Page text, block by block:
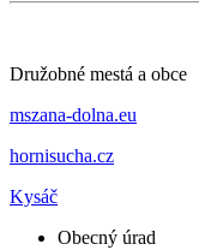
Družobné mestá a obce
mszana-dolna.eu
hornisucha.cz
Kysáč
Obecný úrad